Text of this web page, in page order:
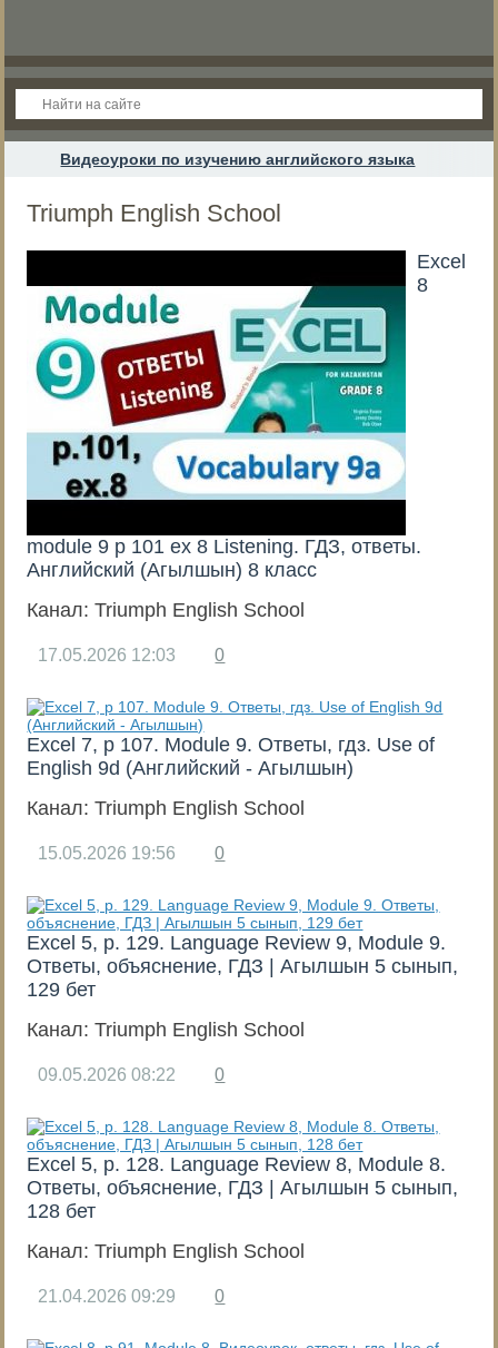
Видеоуроки по изучению английского языка
Triumph English School
Excel
8
module 9 p 101 ex 8 Listening. ГДЗ, ответы.
Английский (Агылшын) 8 класс
Канал:Triumph English School
17.05.2026 12:03 0
Excel 7, p 107. Module 9. Ответы, гдз. Use of
English 9d (Английский - Агылшын)
Канал:Triumph English School
15.05.2026 19:56 0
Excel 5, p. 129. Language Review 9, Module 9.
Ответы, объяснение, ГДЗ | Агылшын 5 сынып,
129 бет
Канал:Triumph English School
09.05.2026 08:22 0
Excel 5, p. 128. Language Review 8, Module 8.
Ответы, объяснение, ГДЗ | Агылшын 5 сынып,
128 бет
Канал:Triumph English School
21.04.2026 09:29 0